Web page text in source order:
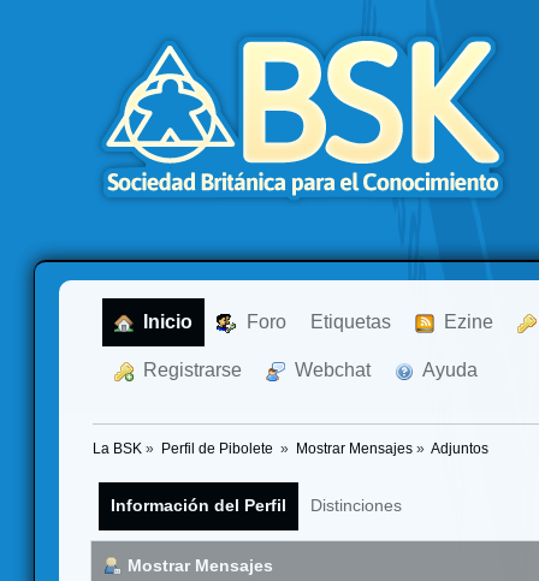
Inicio Foro Etiquetas Ezine
Registrarse Webchat Ayuda
La BSK » Perfil de Pibolete » Mostrar Mensajes» Adjuntos
Información del Perfil Distinciones
Mostrar Mensajes